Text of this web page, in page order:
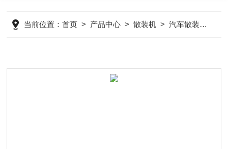
当前位置：首页 > 产品中心 >散装机 >汽车散装机